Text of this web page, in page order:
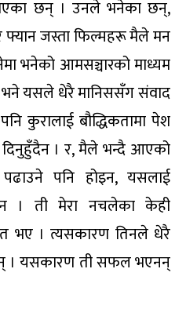
छन् । उनले भनेका छन्,
र फ्यान जस्ता फिल्महरू मैले मन
भनेको आमसञ्चारको माध्यम
भने यसले धेरै मानिससँग संवाद
कुरालाई बौद्धिकतामा पेश
। र, मैले भन्दै आएको
पनि होइन, यसलाई
। ती मेरा नचलेका केही
भए । त्यसकारण तिनले धेरै
। यसकारण ती सफल भएनन्